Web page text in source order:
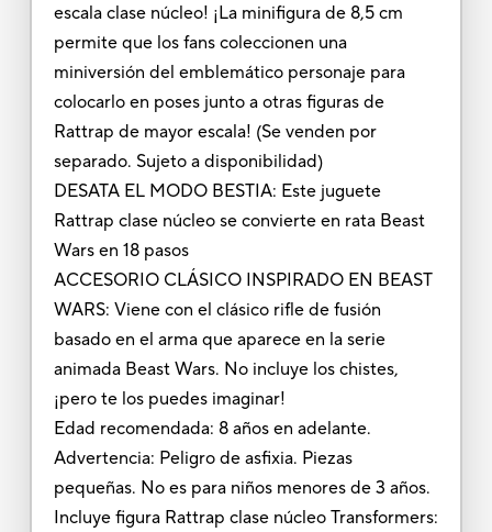
escala clase núcleo! ¡La minifigura de 8,5 cm
permite que los fans coleccionen una
miniversión del emblemático personaje para
colocarlo en poses junto a otras figuras de
Rattrap de mayor escala! (Se venden por
separado. Sujeto a disponibilidad)
DESATA EL MODO BESTIA: Este juguete
Rattrap clase núcleo se convierte en rata Beast
Wars en 18 pasos
ACCESORIO CLÁSICO INSPIRADO EN BEAST
WARS: Viene con el clásico rifle de fusión
basado en el arma que aparece en la serie
animada Beast Wars. No incluye los chistes,
¡pero te los puedes imaginar!
Edad recomendada: 8 años en adelante.
Advertencia: Peligro de asfixia. Piezas
pequeñas. No es para niños menores de 3 años.
Incluye figura Rattrap clase núcleo Transformers: